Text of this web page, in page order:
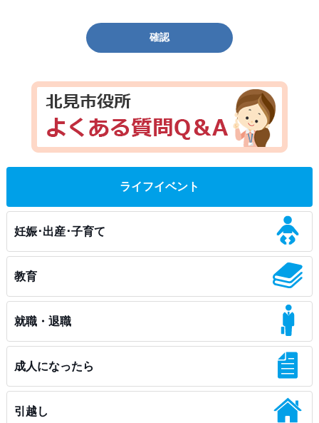
確認
ライフイベント
妊娠･出産･子育て
教育
就職・退職
成人になったら
引越し